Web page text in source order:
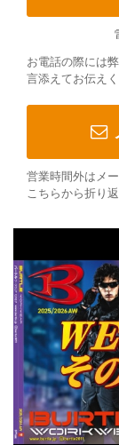
お電話の際には
言添えてお伝えく
営業時間外はメ
こちらから折り